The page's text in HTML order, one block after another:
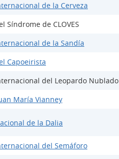
de la Cerveza
Síndrome de CLOVES
de la Sandía
Capoeirista
del Leopardo Nublado
María Vianney
de la Dalia
del Semáforo